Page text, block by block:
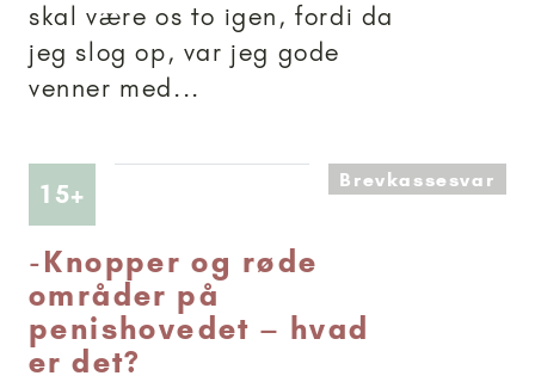
skal være os to igen, fordi da
jeg slog op, var jeg gode
venner med...
15+ Artikler anbefalet til 15+Brevkassesvar
-Knopper og røde
områder på
penishovedet – hvad
er det?